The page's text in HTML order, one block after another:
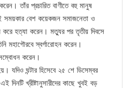
তাঁর প্রচারিত বাণীতে বহু মানুষ
সময়কার বেশ কয়েকজন সমাজনেতা ও
করে হত্যা করেন। মত্যুর পর তৃতীয় দিবসে
মহাগৌরবে স্বর্গারোহন করেন।
করেন।
যদিও ঘন্টার হিসেবে ২৫ শে ডিসেম্বর
দিনটি খ্রীষ্টানুসারীদের কাছে খুবই বড়